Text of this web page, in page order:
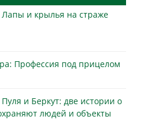
и крылья на страже
Профессия под прицелом
и Беркут: две истории о
людей и объекты